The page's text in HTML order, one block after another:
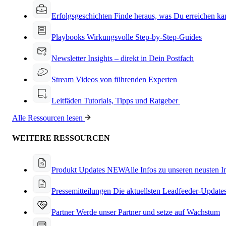
Erfolgsgeschichten Finde heraus, was Du erreichen
Playbooks Wirkungsvolle Step-by-Step-Guides
NewsletterInsights – direkt in Dein Postfach
Stream Videos von führenden Experten
Leitfäden Tutorials, Tipps und Ratgeber
Alle Ressourcen lesen
WEITERE RESSOURCEN
Produkt Updates NEWAlle Infos zu unseren neusten
Pressemitteilungen Die aktuellsten Leadfeeder-
PartnerWerde unser Partner und setze auf Wachstum